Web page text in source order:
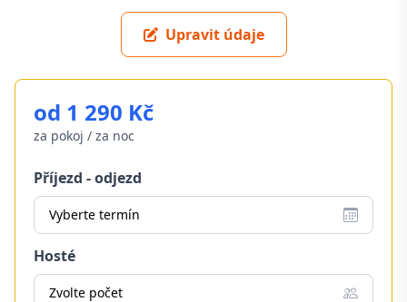
Upravit údaje
od 1 290 Kč
za pokoj / za noc
Příjezd - odjezd
Vyberte termín
Hosté
Zvolte počet